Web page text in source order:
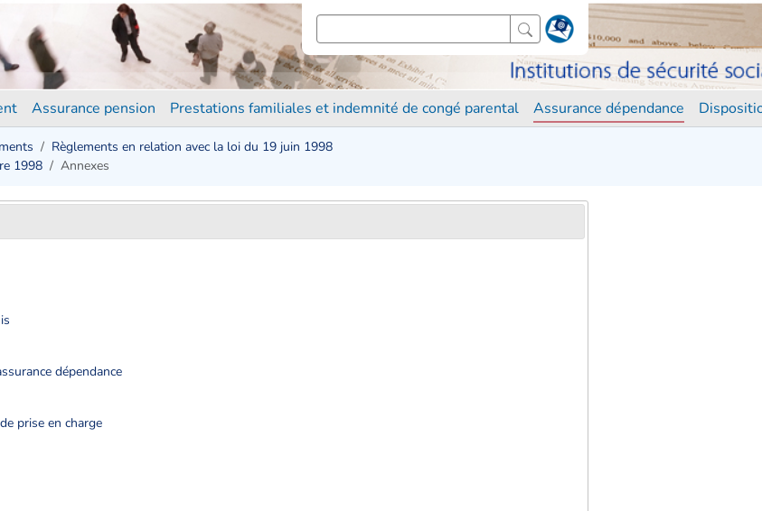
Assurance pension Prestations familiales et indemnité de congé parental Assurance dépendance
Règlements en relation avec la loi du 19 juin 1998
1998
Annexes
dépendance
prise en charge